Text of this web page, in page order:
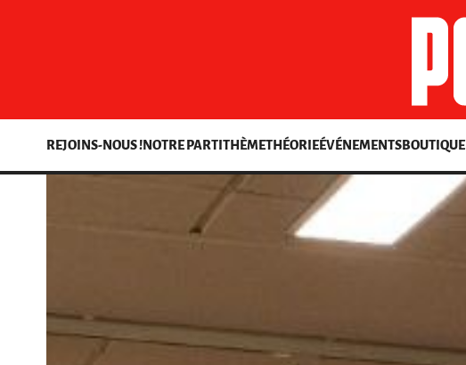
REJOINS-NOUS !NOTRE PARTITHÈMETHÉORIEÉVÉNEMENTSBOUTIQUE